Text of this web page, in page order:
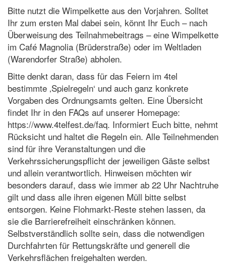
Bitte nutzt die Wimpelkette aus den Vorjahren. Solltet
Ihr zum ersten Mal dabei sein, könnt Ihr Euch – nach
Überweisung des Teilnahmebeitrags – eine Wimpelkette
im Café Magnolia (Brüderstraße) oder im Weltladen
(Warendorfer Straße) abholen.
Bitte denkt daran, dass für das Feiern im 4tel
bestimmte ‚Spielregeln‘ und auch ganz konkrete
Vorgaben des Ordnungsamts gelten. Eine Übersicht
findet Ihr in den FAQs auf unserer Homepage:
https://www.4telfest.de/faq. Informiert Euch bitte, nehmt
Rücksicht und haltet die Regeln ein. Alle Teilnehmenden
sind für ihre Veranstaltungen und die
Verkehrssicherungspflicht der jeweiligen Gäste selbst
und allein verantwortlich. Hinweisen möchten wir
besonders darauf, dass wie immer ab 22 Uhr Nachtruhe
gilt und dass alle ihren eigenen Müll bitte selbst
entsorgen. Keine Flohmarkt-Reste stehen lassen, da
sie die Barrierefreiheit einschränken können.
Selbstverständlich sollte sein, dass die notwendigen
Durchfahrten für Rettungskräfte und generell die
Verkehrsflächen freigehalten werden.